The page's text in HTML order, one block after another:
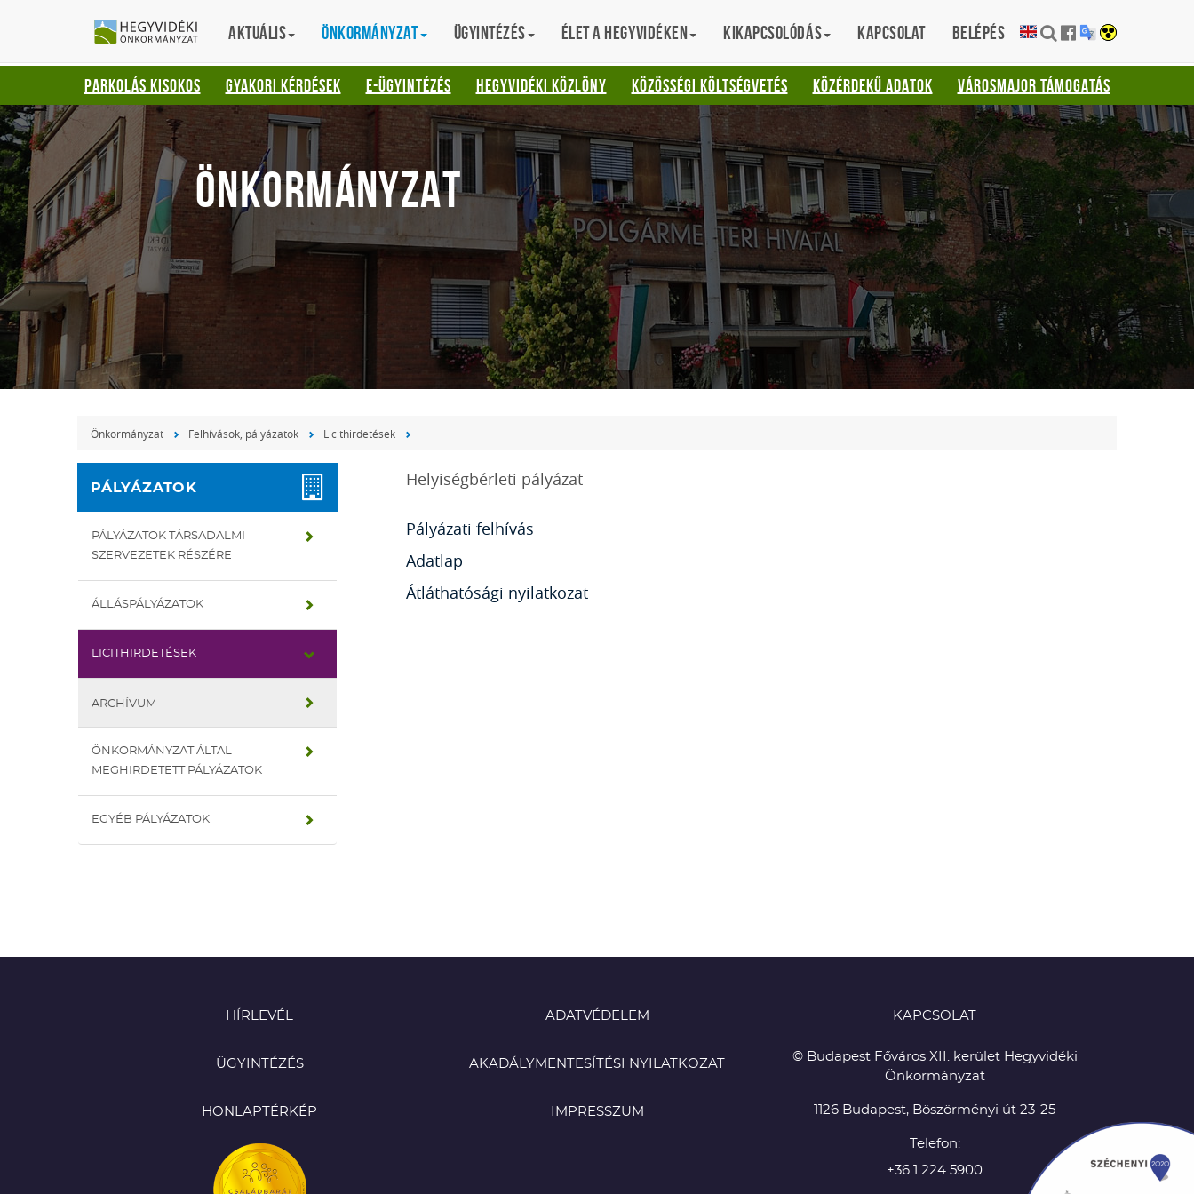
Bejelentkezés:
"L"
HEGYVIDÉKI
ÖNKORMÁNYZAT
Aktuális Önkormányzat Ügyintézés Élet a hegyvidéken Kikapcsolódás Kapcsolat Belépés
English Translation
PARKOLÁS KISOKOS GYAKORI KÉRDÉSEK E-ÜGYINTÉZÉS HEGYVIDÉKI KÖZLÖNY KÖZÖSSÉGI KÖLTSÉGVETÉS KÖZÉRDEKŰ ADATOK VÁROSMAJOR TÁMOGATÁS
ÖNKORMÁNYZAT
Önkormányzat Felhívások, pályázatok Licithirdetések
PÁLYÁZATOK
PÁLYÁZATOK TÁRSADALMI
SZERVEZETEK RÉSZÉRE
ÁLLÁSPÁLYÁZATOK
LICITHIRDETÉSEK
ARCHÍVUM
ÖNKORMÁNYZAT ÁLTAL
MEGHIRDETETT PÁLYÁZATOK
EGYÉB PÁLYÁZATOK
Helyiségbérleti pályázat
Pályázati felhívás
Adatlap
Átláthatósági nyilatkozat
HÍRLEVÉL
ÜGYINTÉZÉS
HONLAPTÉRKÉP
ADATVÉDELEM
AKADÁLYMENTESÍTÉSI NYILATKOZAT
IMPRESSZUM
KAPCSOLAT
© Budapest Főváros XII. kerület Hegyvidéki
Önkormányzat
1126 Budapest, Böszörményi út 23-25
Telefon:
+36 1 224 5900